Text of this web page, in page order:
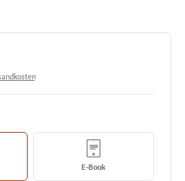
E-Book